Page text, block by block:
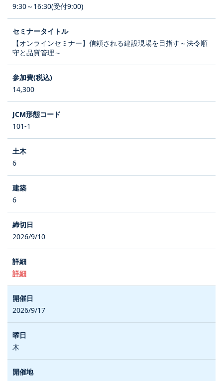
9:30～16:30(受付9:00)
【オンラインセミナー】信頼される建設現場を目指す～法令順
守と品質管理～
14,300
101-1
6
6
2026/9/10
詳細
2026/9/17
木